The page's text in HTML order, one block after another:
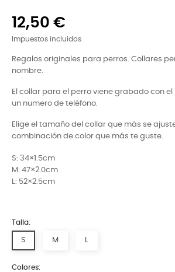
12,50 €
Impuestos incluidos
Regalos originales para perros. Collares
nombre.
El collar para el perro viene grabado con
un numero de teléfono.
Elige el tamaño del collar que más se
combinación de color que más te guste.
S: 34×1.5cm
M: 47×2.0cm
L: 52×2.5cm
Talla:
S M L
Colores: